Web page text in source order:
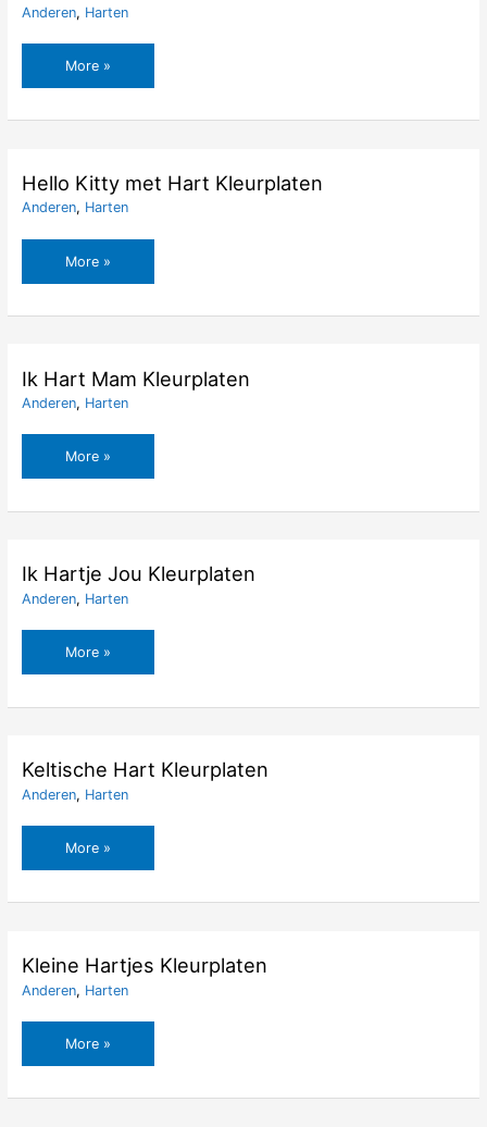
Anderen, Harten
Heilig
Hart
More »
Hello Kitty met Hart Kleurplaten
Anderen, Harten
Hello
Kitty
More »
Ik Hart Mam Kleurplaten
Anderen, Harten
Ik
Hart
More »
Ik Hartje Jou Kleurplaten
Anderen, Harten
Ik
Hartje
More »
Keltische Hart Kleurplaten
Anderen, Harten
Keltische
Hart
More »
Kleine Hartjes Kleurplaten
Anderen, Harten
Kleine
Hartjes
More »